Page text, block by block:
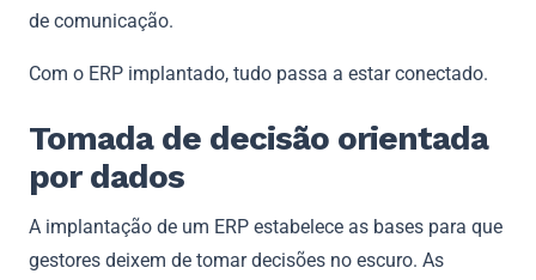
de comunicação.
Com o ERP implantado, tudo passa a estar conectado.
Tomada de decisão orientada
por dados
A implantação de um ERP estabelece as bases para que
gestores deixem de tomar decisões no escuro. As